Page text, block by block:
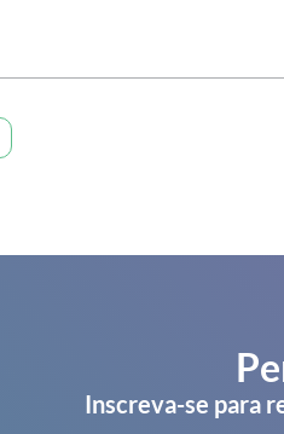
Inscreva-se para